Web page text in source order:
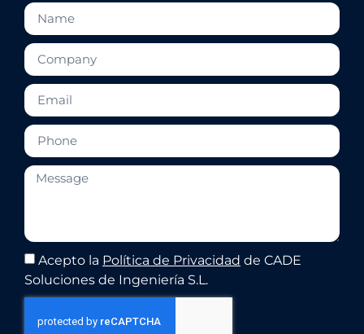
Acepto la Política de Privacidad de CADE
Soluciones de Ingeniería S.L.